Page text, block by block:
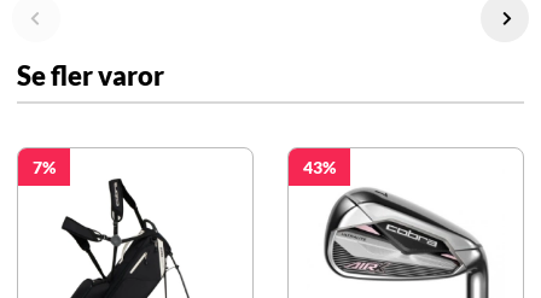
Se fler varor
7 43